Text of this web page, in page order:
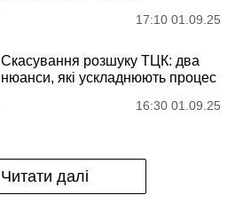
17:10 01.09.25
Скасування розшуку ТЦК: два
нюанси, які ускладнюють процес
16:30 01.09.25
Читати далі